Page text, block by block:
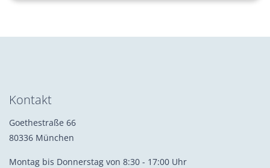
Kontakt
Goethestraße 66
80336 München
Montag bis Donnerstag von 8:30 - 17:00 Uhr